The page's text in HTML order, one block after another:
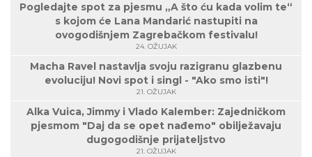
Pogledajte spot za pjesmu „A što ću kada volim te“
s kojom će Lana Mandarić nastupiti na
ovogodišnjem Zagrebačkom festivalu!
24. OŽUJAK
Macha Ravel nastavlja svoju razigranu glazbenu
evoluciju! Novi spot i singl - "Ako smo isti"!
21. OŽUJAK
Alka Vuica, Jimmy i Vlado Kalember: Zajedničkom
pjesmom "Daj da se opet nađemo" obilježavaju
dugogodišnje prijateljstvo
21. OŽUJAK